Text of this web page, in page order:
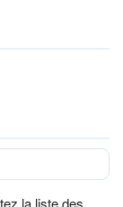
la liste des